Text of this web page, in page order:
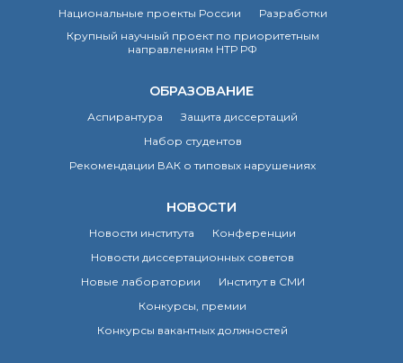
Национальные проекты России
Разработки
Крупный научный проект по приоритетным
направлениям НТР РФ
ОБРАЗОВАНИЕ
Аспирантура
Защита диссертаций
Набор студентов
Рекомендации ВАК о типовых нарушениях
НОВОСТИ
Новости института
Конференции
Новости диссертационных советов
Новые лаборатории
Институт в СМИ
Конкурсы, премии
Конкурсы вакантных должностей